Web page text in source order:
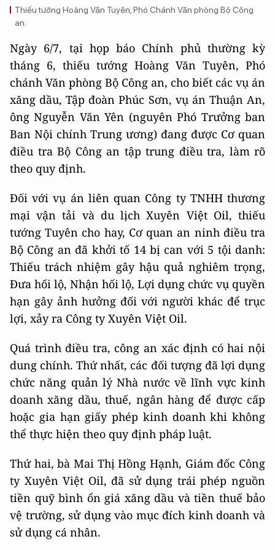
Thiếu tướng Hoàng Văn Tuyên, Phó Chánh Văn phòng Bộ Công
an.
Ngày 6/7, tại họp báo Chính phủ thường kỳ
tháng 6, thiếu tướng Hoàng Văn Tuyên, Phó
chánh Văn phòng Bộ Công an, cho biết các vụ án
xăng dầu, Tập đoàn Phúc Sơn, vụ án Thuận An,
ông Nguyễn Văn Yên (nguyên Phó Trưởng ban
Ban Nội chính Trung ương) đang được Cơ quan
điều tra Bộ Công an tập trung điều tra, làm rõ
theo quy định.
Đối với vụ án liên quan Công ty TNHH thương
mại vận tải và du lịch Xuyên Việt Oil, thiếu
tướng Tuyên cho hay, Cơ quan an ninh điều tra
Bộ Công an đã khởi tố 14 bị can với 5 tội danh:
Thiếu trách nhiệm gây hậu quả nghiêm trọng,
Đưa hối lộ, Nhận hối lộ, Lợi dụng chức vụ quyền
hạn gây ảnh hưởng đối với người khác để trục
lợi, xảy ra Công ty Xuyên Việt Oil.
Quá trình điều tra, công an xác định có hai nội
dung chính. Thứ nhất, các đối tượng đã lợi dụng
chức năng quản lý Nhà nước về lĩnh vực kinh
doanh xăng dầu, thuế, ngân hàng để được cấp
hoặc gia hạn giấy phép kinh doanh khi không
thể thực hiện theo quy định pháp luật.
Thứ hai, bà Mai Thị Hồng Hạnh, Giám đốc Công
ty Xuyên Việt Oil, đã sử dụng trái phép nguồn
tiền quỹ bình ổn giá xăng dầu và tiền thuế bảo
vệ trường, sử dụng vào mục đích kinh doanh và
sử dụng cá nhân.